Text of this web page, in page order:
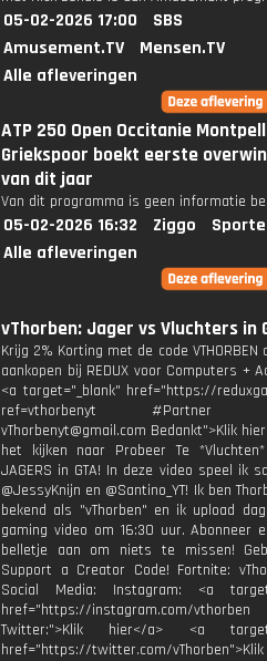
05-02-2026 17:00
SBS
Amusement.TV
Mensen.TV
Alle afleveringen
ATP 250 Open Occitanie
Griekspoor boekt eerste
van dit jaar
Van dit programma is geen informatie
05-02-2026 16:32 Ziggo
Alle afleveringen
vThorben: Jager vs Vluchters in
Krijg 2% Korting met de code VTHORBEN
aankopen bij REDUX voor Computers +
<a target="_blank" href="https://
ref=vthorbenyt #Partner
vThorbenyt@gmail.com Bedankt">Klik
het kijken naar Probeer Te
JAGERS in GTA! In deze video speel ik
@JessyKnijn en @Santino_YT! Ik ben
bekend als "vThorben" en ik upload
gaming video om 16:30 uur. Abonneer
belletje aan om niets te missen!
Support a Creator Code! Fortnite:
Social Media: Instagram: <a
href="https://instagram.com/vthorben
Twitter:">Klik hier</a> <a
href="https://twitter.com/